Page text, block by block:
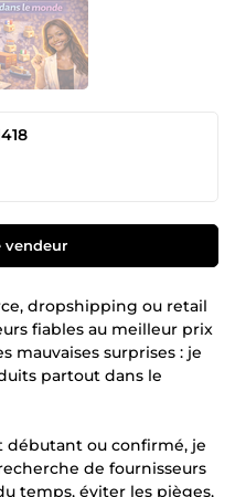
vendeur
dropshipping ou retail
fiables au meilleur prix
mauvaises surprises : je
partout dans le
débutant ou confirmé, je
de fournisseurs
temps, éviter les pièges,